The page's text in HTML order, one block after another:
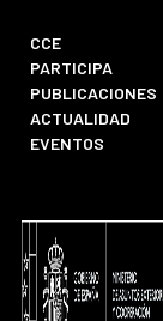
CCE
PARTICIPA
PUBLICACIONES
ACTUALIDAD
EVENTOS